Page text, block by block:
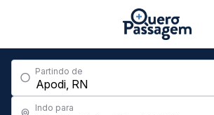
Partindo de
Indo para